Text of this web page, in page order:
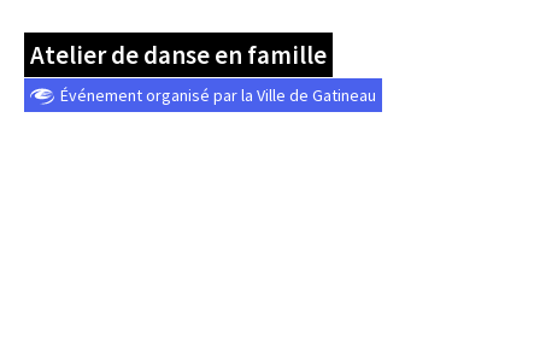
Atelier de danse en famille
Événement organisé par la Ville de Gatineau